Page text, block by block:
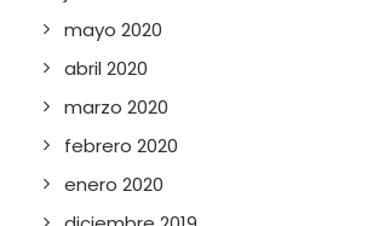
mayo 2020
abril 2020
marzo 2020
febrero 2020
enero 2020